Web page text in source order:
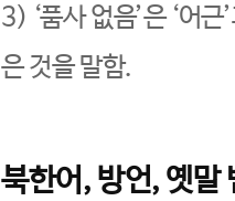
3) ‘품사 없음’은 ‘어
은 것을 말함.
북한어, 방언, 옛말